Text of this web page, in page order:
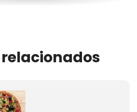
relacionados